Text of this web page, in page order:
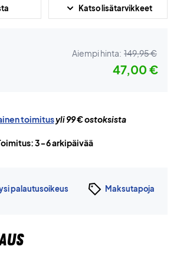
Katso lisätarvikkeet
Aiempi hinta: 149,95 €
47,00 €
toimitusyli 99 € ostoksista
3-6 arkipäivää
palautusoikeus Maksutapoja